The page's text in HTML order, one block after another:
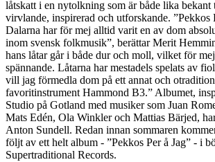
låtskatt i en nytolkning som är både lika bekant
virvlande, inspirerad och utforskande.
Dalarna har för mej alltid varit en av dom
inom svensk folkmusik”, berättar Merit
hans låtar går i både dur och moll, vilket för
spännande. Låtarna har mestadels spelats av
vill jag förmedla dom på ett annat och
favoritinstrument Hammond B3.” Albumet,
Studio på Gotland med musiker som Juan
Mats Edén, Ola Winkler och Mattias Bärjed,
Anton Sundell. Redan innan sommaren
följt av ett helt album - ”Pekkos Per å Jag” - i
Supertraditional Records.